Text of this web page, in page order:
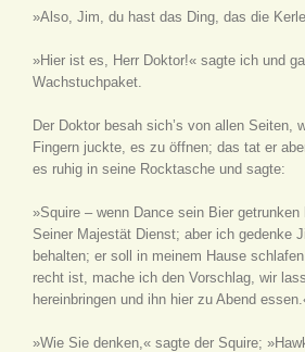
»Also, Jim, du hast das Ding, das die
»Hier ist es, Herr Doktor!« sagte ich und
Wachstuchpaket.
Der Doktor besah sich’s von allen Seiten,
Fingern juckte, es zu öffnen; das tat er
es ruhig in seine Rocktasche und sagte:
»Squire – wenn Dance sein Bier
Seiner Majestät Dienst; aber ich gedenke
behalten; er soll in meinem Hause
recht ist, mache ich den Vorschlag, wir
hereinbringen und ihn hier zu Abend
»Wie Sie denken,« sagte der Squire;